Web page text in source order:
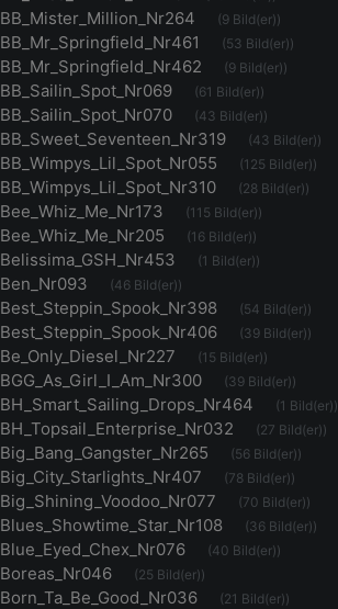
BB_Mister_Million_Nr264 (9 Bild(er))
BB_Mr_Springfield_Nr461 (53 Bild(er))
BB_Mr_Springfield_Nr462 (9 Bild(er))
BB_Sailin_Spot_Nr069 (61 Bild(er))
BB_Sailin_Spot_Nr070 (43 Bild(er))
BB_Sweet_Seventeen_Nr319 (43 Bild(er))
BB_Wimpys_Lil_Spot_Nr055 (125 Bild(er))
BB_Wimpys_Lil_Spot_Nr310 (28 Bild(er))
Bee_Whiz_Me_Nr173 (115 Bild(er))
Bee_Whiz_Me_Nr205 (16 Bild(er))
Belissima_GSH_Nr453 (1 Bild(er))
Ben_Nr093 (46 Bild(er))
Best_Steppin_Spook_Nr398 (54 Bild(er))
Best_Steppin_Spook_Nr406 (39 Bild(er))
Be_Only_Diesel_Nr227 (15 Bild(er))
BGG_As_Girl_I_Am_Nr300 (39 Bild(er))
BH_Smart_Sailing_Drops_Nr464 (1 Bild(er))
BH_Topsail_Enterprise_Nr032 (27 Bild(er))
Big_Bang_Gangster_Nr265 (56 Bild(er))
Big_City_Starlights_Nr407 (78 Bild(er))
Big_Shining_Voodoo_Nr077 (70 Bild(er))
Blues_Showtime_Star_Nr108 (36 Bild(er))
Blue_Eyed_Chex_Nr076 (40 Bild(er))
Boreas_Nr046 (25 Bild(er))
Born_Ta_Be_Good_Nr036 (21 Bild(er))